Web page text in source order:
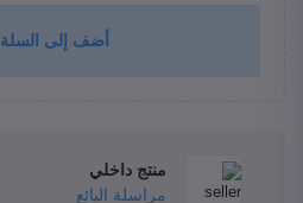
أضف إلى السلة
منتج داخلي
مراسلة البائع